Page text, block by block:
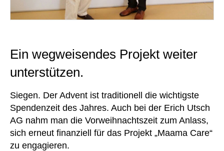
Ein wegweisendes Projekt weiter
unterstützen.
Siegen. Der Advent ist traditionell die wichtigste
Spendenzeit des Jahres. Auch bei der Erich Utsch
AG nahm man die Vorweihnachtszeit zum Anlass,
sich erneut finanziell für das Projekt „Maama Care“
zu engagieren.